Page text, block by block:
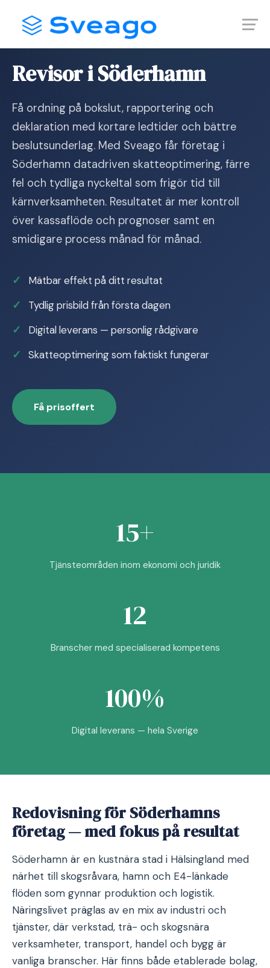
content
Revisor i Söderhamn
Få ordning på bokslut, rapportering och
deklaration med kortare ledtider och bättre
beslutsunderlag. Med Sveago får företag i
Söderhamn datadriven skatteoptimering, färre
fel och tydliga nyckeltal som frigör tid till
kärnverksamheten. Resultatet är mer kontroll
över kassaflöde och prognoser samt en
smidigare process månad för månad.
Mätbar effekt på ditt resultat
Tydlig prisbild från första dagen
Digital leverans — personlig rådgivare
Skatteoptimering som faktiskt fungerar
Få prisoffert
15+
Tjänsteområden inom ekonomi och juridik
12
Branscher med specialiserad kompetens
100%
Digital leverans — hela Sverige
Redovisning för Söderhamns
företag — med fokus på resultat
Söderhamn är en kustnära stad i Hälsingland med
närhet till skogsråvara, hamn och E4-länkade
flöden som gynnar produktion och logistik.
Näringslivet präglas av en mix av industri och
tjänster, där verkstad, trä- och skogsnära
verksamheter, transport, handel och bygg är
vanliga branscher. Här finns både etablerade bolag,